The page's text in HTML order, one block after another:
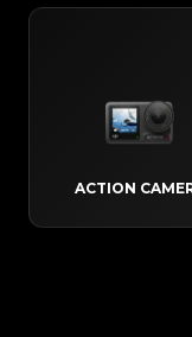
ACTION